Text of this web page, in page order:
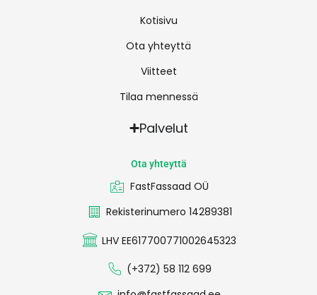
Kotisivu
Ota yhteyttä
Viitteet
Tilaa mennessä
Palvelut
Ota yhteyttä
FastFassaad OÜ
Rekisterinumero 14289381
LHV EE617700771002645323
(+372) 58 112 699